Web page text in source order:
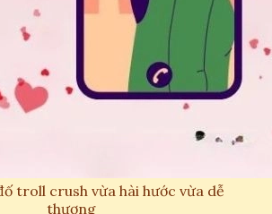
troll crush vừa hài hước vừa dễ
thương